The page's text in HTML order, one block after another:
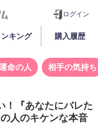
ログイン
ンキング 購入履歴
命の人 相手の気持ち
！『あなたにバレた
人のキケンな本音